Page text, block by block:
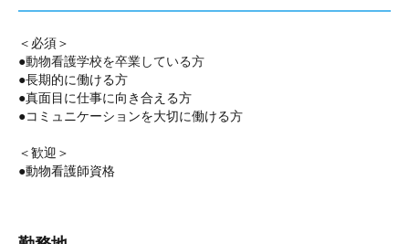
＜必須＞
●動物看護学校を卒業している方
●長期的に働ける方
●真面目に仕事に向き合える方
●コミュニケーションを大切に働ける方
＜歓迎＞
●動物看護師資格